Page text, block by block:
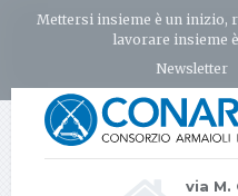
Mettersi insieme è un inizio,
lavorare insieme
Newsletter
via M.